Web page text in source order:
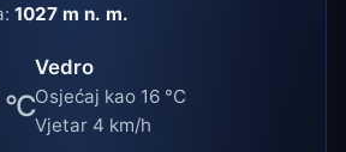
1027 m n. m.
°C
Vedro
Osjećaj kao 16 °C
Vjetar 4 km/h